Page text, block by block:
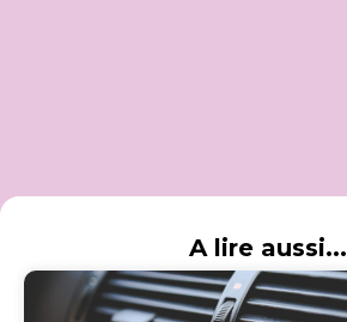
A lire aussi...